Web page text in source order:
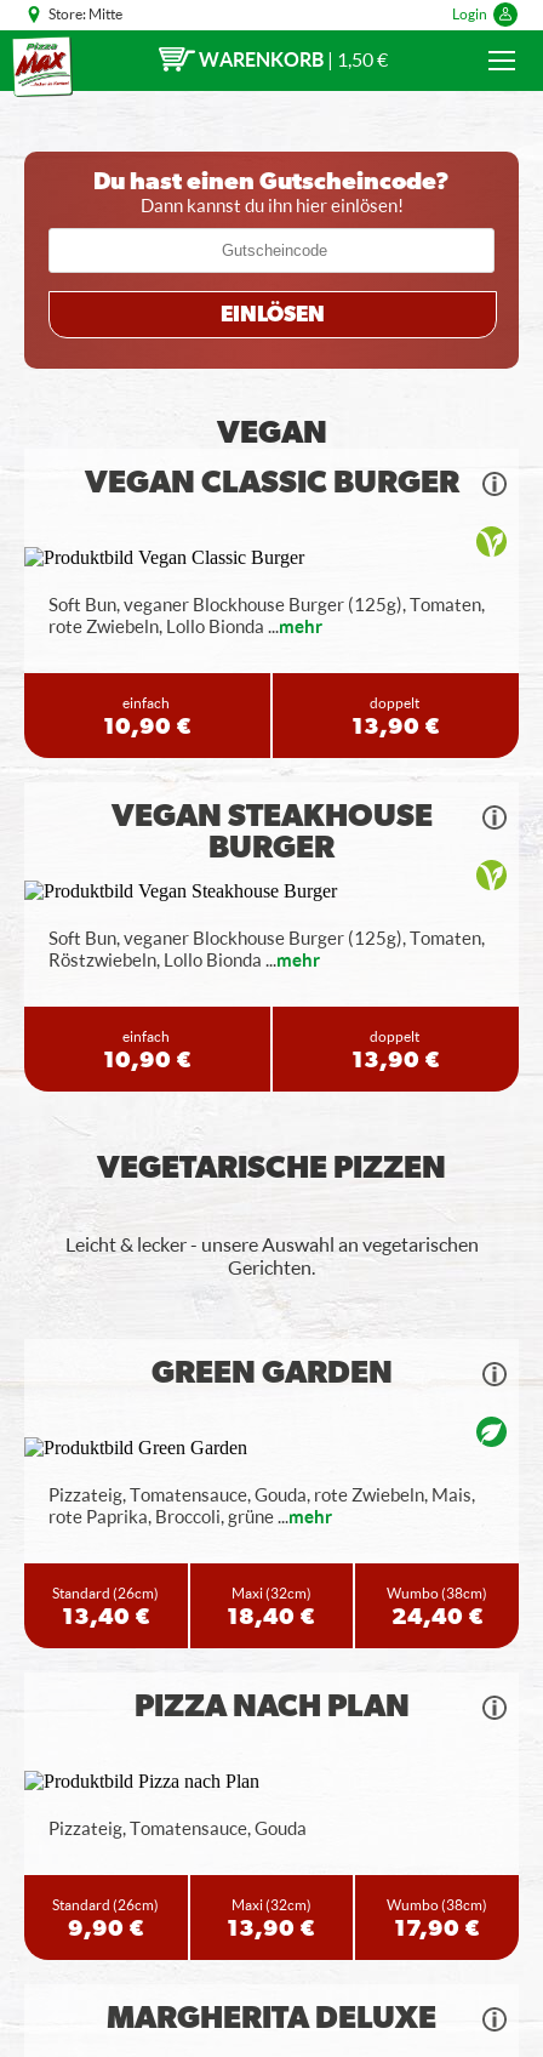
Store: Mitte Login
WARENKORB | 1,50 €
Du hast einen Gutscheincode?
Dann kannst du ihn hier einlösen!
EINLÖSEN
VEGAN
VEGAN CLASSIC BURGER
Soft Bun, veganer Blockhouse Burger (125g), Tomaten,
rote Zwiebeln, Lollo Bionda ...mehr
einfach
10,90 €
doppelt
13,90 €
VEGAN STEAKHOUSE
BURGER
Soft Bun, veganer Blockhouse Burger (125g), Tomaten,
Röstzwiebeln, Lollo Bionda ...mehr
einfach
10,90 €
doppelt
13,90 €
VEGETARISCHE PIZZEN
Leicht & lecker - unsere Auswahl an vegetarischen
Gerichten.
GREEN GARDEN
Pizzateig, Tomatensauce, Gouda, rote Zwiebeln, Mais,
rote Paprika, Broccoli, grüne...mehr
Standard(26cm)
13,40 €
Maxi(32cm)
18,40 €
Wumbo(38cm)
24,40 €
PIZZA NACH PLAN
Pizzateig, Tomatensauce, Gouda
Standard(26cm)
9,90 €
Maxi(32cm)
13,90 €
Wumbo(38cm)
17,90 €
MARGHERITA DELUXE